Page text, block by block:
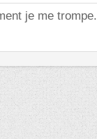
je me trompe.